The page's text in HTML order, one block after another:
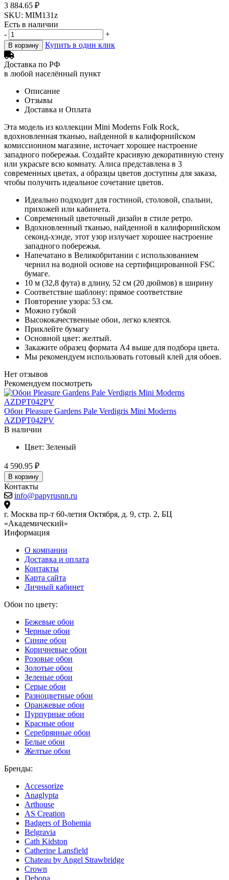
3 884.65 ₽
SKU: MIM131z
Есть в наличии
-
+
В корзину Купить в один клик
Доставка по РФ
в любой населённый пункт
Описание
Отзывы
Доставка и Оплата
Эта модель из коллекции Mini Moderns Folk Rock,
вдохновленная тканью, найденной в калифорнийском
комиссионном магазине, источает хорошее настроение
западного побережья. Создайте красивую декоративную стену
или украсьте всю комнату. Алиса представлена ​​в 3
современных цветах, а образцы цветов доступны для заказа,
чтобы получить идеальное сочетание цветов.
Идеально подходит для гостиной, столовой, спальни,
прихожей или кабинета.
Современный цветочный дизайн в стиле ретро.
Вдохновленный тканью, найденной в калифорнийском
секонд-хэнде, этот узор излучает хорошее настроение
западного побережья.
Напечатано в Великобритании с использованием
чернил на водной основе на сертифицированной FSC
бумаге.
10 м (32,8 фута) в длину, 52 см (20 дюймов) в ширину
Соответствие шаблону: прямое соответствие
Повторение узора: 53 см.
Можно губкой
Высококачественные обои, легко клеятся.
Приклейте бумагу
Основной цвет: желтый.
Закажите образец формата A4 выше для подбора цвета.
Мы рекомендуем использовать готовый клей для обоев.
Нет отзывов
Рекомендуем посмотреть
Обои Pleasure Gardens Pale Verdigris Mini Moderns
AZDPT042PV
В наличии
Цвет: Зеленый
4 590.95 ₽
В корзину
Контакты
info@papyrusnn.ru
г. Москва пр-т 60-летия Октября, д. 9, стр. 2, БЦ
«Академический»
Информация
О компании
Доставка и оплата
Контакты
Карта сайта
Личный кабинет
Обои по цвету:
Бежевые обои
Черные обои
Синие обои
Коричневые обои
Розовые обои
Золотые обои
Зеленые обои
Серые обои
Разноцветные обои
Оранжевые обои
Пурпурные обои
Красные обои
Серебрянные обои
Белые обои
Желтые обои
Бренды:
Accessorize
Anaglypta
Arthouse
AS Creation
Badgers of Bohemia
Belgravia
Cath Kidston
Catherine Lansfield
Chateau by Angel Strawbridge
Crown
Debona